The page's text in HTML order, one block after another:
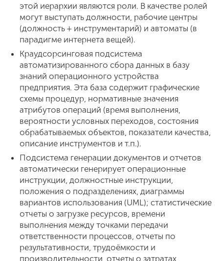
этой иерархии являются роли. В качестве ролей
могут выступать должности, рабочие центры
(должность + инструментарий) и автоматы (в
парадигме интернета вещей).
Краудсорсинговая подсистема
автоматизированного сбора данных в базу
знаний операционного устройства
предприятия. Эта база содержит графические
схемы процедур, нормативные значения
атрибутов операций (время выполнения,
вероятности условных переходов, состояния
обрабатываемых объектов, показатели качества,
описание инструментов и т.п.).
Подсистема генерации документов и отчетов
автоматически генерирует операционные
инструкции, должностные инструкции,
положения о подразделениях, диаграммы
вариантов использования (UML); статистические
отчеты о загрузке ресурсов, времени
выполнения между точками передачи
ответственности процессов, отчеты по
результативности, трудоёмкости и
производительности, отчеты о затратах